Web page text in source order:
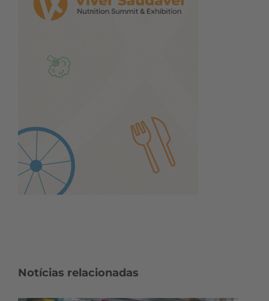
Notícias relacionadas